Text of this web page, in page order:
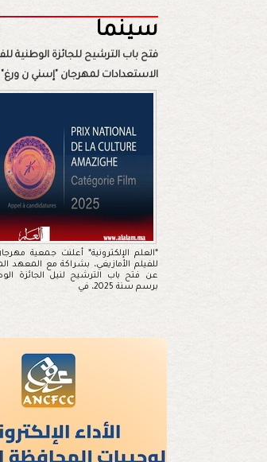
سينما
فتح باب الترشيح للجائزة الوطنية
الاستعدادات لمهرجان "إسني ن ورغ"
*العلم الإلكترونية* أعلنت جمعية
للفيلم الأمازيغي، بشراكة مع المعهد
عن فتح باب الترشيح لنيل الجائزة
برسم سنة 2025، في